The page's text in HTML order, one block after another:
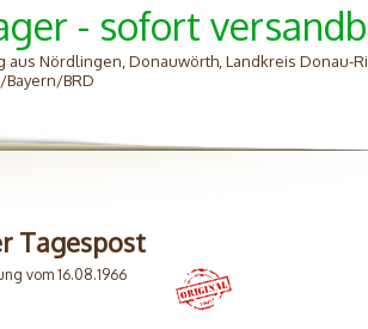
- sofort
aus Nördlingen, Donauwörth, Landkreis Donau-
BRD
Tagespost
vom 16.08.1966